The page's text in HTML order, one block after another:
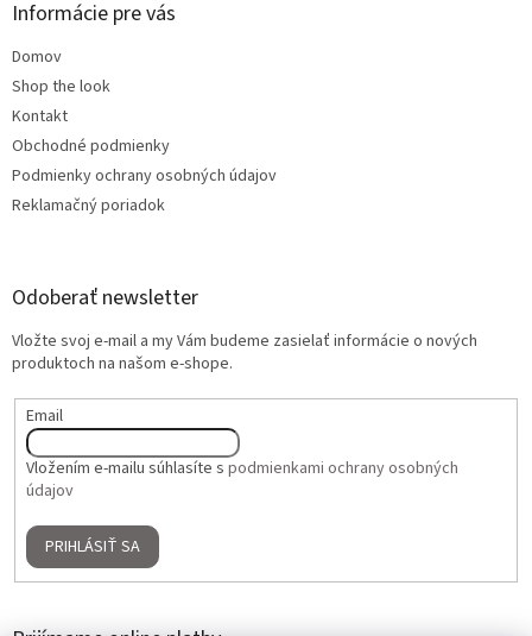
Informácie pre vás
Domov
Shop the look
Kontakt
Obchodné podmienky
Podmienky ochrany osobných údajov
Reklamačný poriadok
Odoberať newsletter
Vložte svoj e-mail a my Vám budeme zasielať informácie o nových
produktoch na našom e-shope.
Email
Vložením e-mailu súhlasíte s podmienkami ochrany osobných
údajov
PRIHLÁSIŤ SA